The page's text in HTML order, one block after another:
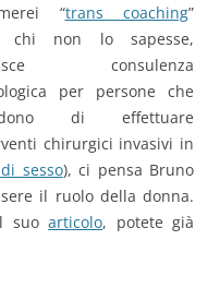
“trans coaching”
chi non lo sapesse,
consulenza
per persone che
di effettuare
chirurgici invasivi in
sesso), ci pensa Bruno
il ruolo della donna.
il suoarticolo, potete già